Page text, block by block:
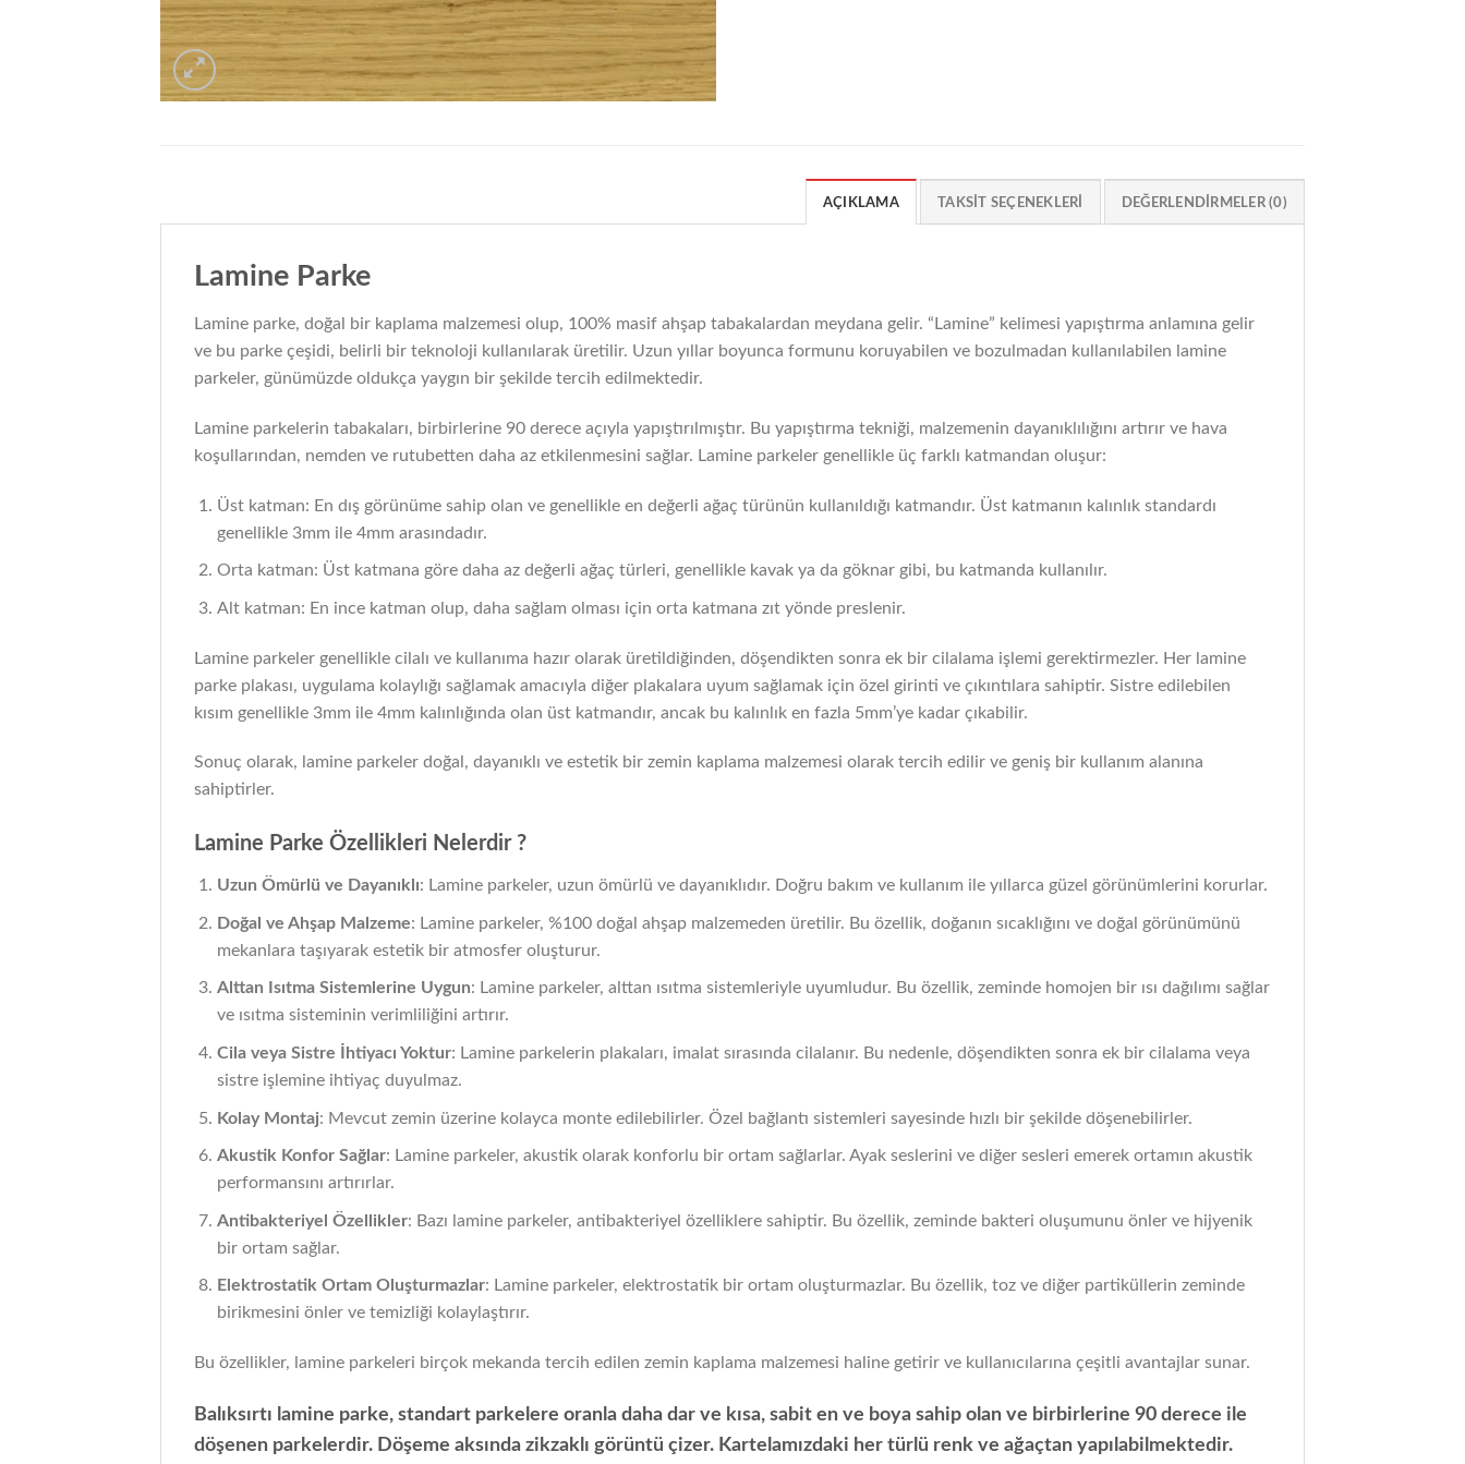
AÇIKLAMA TAKSIT SEÇENEKLERI DEĞERLENDIRMELER (0)
Lamine Parke
Lamine parke, doğal bir kaplama malzemesi olup, 100% masif ahşap tabakalardan meydana gelir. “Lamine” kelimesi yapıştırma anlamına gelir
ve bu parke çeşidi, belirli bir teknoloji kullanılarak üretilir. Uzun yıllar boyunca formunu koruyabilen ve bozulmadan kullanılabilen lamine
parkeler, günümüzde oldukça yaygın bir şekilde tercih edilmektedir.
Lamine parkelerin tabakaları, birbirlerine 90 derece açıyla yapıştırılmıştır. Bu yapıştırma tekniği, malzemenin dayanıklılığını artırır ve hava
koşullarından, nemden ve rutubetten daha az etkilenmesini sağlar. Lamine parkeler genellikle üç farklı katmandan oluşur:
Üst katman: En dış görünüme sahip olan ve genellikle en değerli ağaç türünün kullanıldığı katmandır. Üst katmanın kalınlık standardı
genellikle 3mm ile 4mm arasındadır.
Orta katman: Üst katmana göre daha az değerli ağaç türleri, genellikle kavak ya da göknar gibi, bu katmanda kullanılır.
Alt katman: En ince katman olup, daha sağlam olması için orta katmana zıt yönde preslenir.
Lamine parkeler genellikle cilalı ve kullanıma hazır olarak üretildiğinden, döşendikten sonra ek bir cilalama işlemi gerektirmezler. Her lamine
parke plakası, uygulama kolaylığı sağlamak amacıyla diğer plakalara uyum sağlamak için özel girinti ve çıkıntılara sahiptir. Sistre edilebilen
kısım genellikle 3mm ile 4mm kalınlığında olan üst katmandır, ancak bu kalınlık en fazla 5mm’ye kadar çıkabilir.
Sonuç olarak, lamine parkeler doğal, dayanıklı ve estetik bir zemin kaplama malzemesi olarak tercih edilir ve geniş bir kullanım alanına
sahiptirler.
Lamine Parke Özellikleri Nelerdir ?
Uzun Ömürlü ve Dayanıklı: Lamine parkeler, uzun ömürlü ve dayanıklıdır. Doğru bakım ve kullanım ile yıllarca güzel görünümlerini korurlar.
Doğal ve Ahşap Malzeme: Lamine parkeler, %100 doğal ahşap malzemeden üretilir. Bu özellik, doğanın sıcaklığını ve doğal görünümünü
mekanlara taşıyarak estetik bir atmosfer oluşturur.
Alttan Isıtma Sistemlerine Uygun: Lamine parkeler, alttan ısıtma sistemleriyle uyumludur. Bu özellik, zeminde homojen bir ısı dağılımı sağlar
ve ısıtma sisteminin verimliliğini artırır.
Cila veya Sistre İhtiyacı Yoktur: Lamine parkelerin plakaları, imalat sırasında cilalanır. Bu nedenle, döşendikten sonra ek bir cilalama veya
sistre işlemine ihtiyaç duyulmaz.
Kolay Montaj: Mevcut zemin üzerine kolayca monte edilebilirler. Özel bağlantı sistemleri sayesinde hızlı bir şekilde döşenebilirler.
Akustik Konfor Sağlar: Lamine parkeler, akustik olarak konforlu bir ortam sağlarlar. Ayak seslerini ve diğer sesleri emerek ortamın akustik
performansını artırırlar.
Antibakteriyel Özellikler: Bazı lamine parkeler, antibakteriyel özelliklere sahiptir. Bu özellik, zeminde bakteri oluşumunu önler ve hijyenik
bir ortam sağlar.
Elektrostatik Ortam Oluşturmazlar: Lamine parkeler, elektrostatik bir ortam oluşturmazlar. Bu özellik, toz ve diğer partiküllerin zeminde
birikmesini önler ve temizliği kolaylaştırır.
Bu özellikler, lamine parkeleri birçok mekanda tercih edilen zemin kaplama malzemesi haline getirir ve kullanıcılarına çeşitli avantajlar sunar.
Balıksırtı lamine parke, standart parkelere oranla daha dar ve kısa, sabit en ve boya sahip olan ve birbirlerine 90 derece ile
döşenen parkelerdir. Döşeme aksında zikzaklı görüntü çizer. Kartelamızdaki her türlü renk ve ağaçtan yapılabilmektedir.